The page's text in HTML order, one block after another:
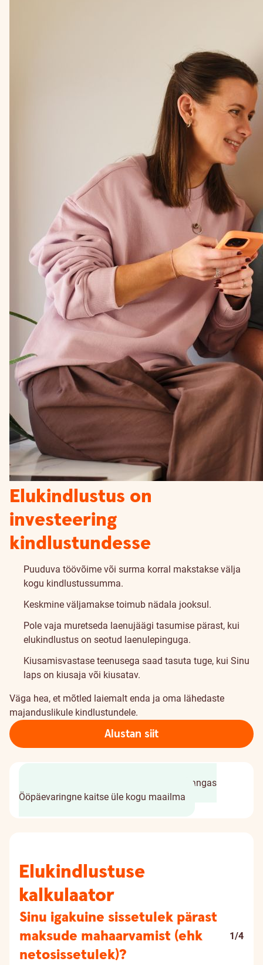
Elukindlustus on
investeering
kindlustundesse
Puuduva töövõime või surma korral makstakse välja
kogu kindlustussumma.
Keskmine väljamakse toimub nädala jooksul.
Pole vaja muretseda laenujäägi tasumise pärast, kui
elukindlustus on seotud laenulepinguga.
Kiusamisvastase teenusega saad tasuta tuge, kui Sinu
laps on kiusaja või kiusatav.
Väga hea, et mõtled laiemalt enda ja oma lähedaste
majanduslikule kindlustundele.
Alustan siit
Taotle internetipangas
Ööpäevaringne kaitse üle kogu maailma
Elukindlustuse
kalkulaator
Sinu igakuine sissetulek pärast
maksude mahaarvamist (ehk
netosissetulek)?
1/4